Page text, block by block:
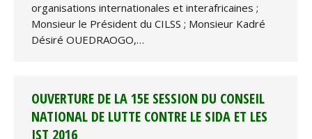
organisations internationales et interafricaines ;
Monsieur le Président du CILSS ; Monsieur Kadré
Désiré OUEDRAOGO,…
OUVERTURE DE LA 15E SESSION DU CONSEIL
NATIONAL DE LUTTE CONTRE LE SIDA ET LES
IST 2016